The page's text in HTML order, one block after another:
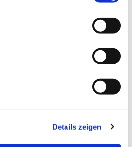
Details zeigen
im Alltag